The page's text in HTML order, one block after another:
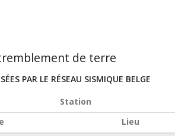
de terre
PAR LE RÉSEAU SISMIQUE BELGE
Station
Lieu